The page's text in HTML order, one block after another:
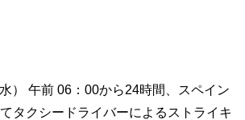
） 午前 06：00から24時間、スペイン
タクシードライバーによるストライキ